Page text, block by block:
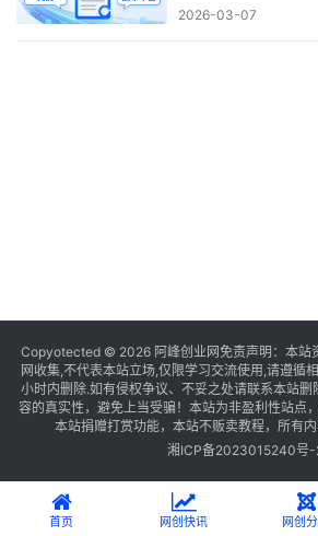
2026-03-07
Copyotected © 2026 阿峰创业网 免责声明：本站
网收集,不代表本站立场,仅限学习交流使用,请遵循
小时内删除.如有侵权争议、不妥之处请联系本站
容的真实性，避免上当受骗！本站为非盈利性站点
本站捐赠打赏功能，本站不贩卖教程，所有内
湘ICP备2023015240号-
首页 网创快讯 网创